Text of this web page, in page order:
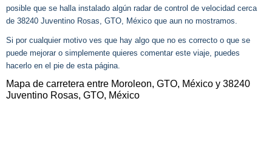
posible que se halla instalado algún radar de control de velocidad cerca
de 38240 Juventino Rosas, GTO, México que aun no mostramos.
Si por cualquier motivo ves que hay algo que no es correcto o que se
puede mejorar o simplemente quieres comentar este viaje, puedes
hacerlo en el pie de esta página.
Mapa de carretera entre Moroleon, GTO, México y 38240
Juventino Rosas, GTO, México